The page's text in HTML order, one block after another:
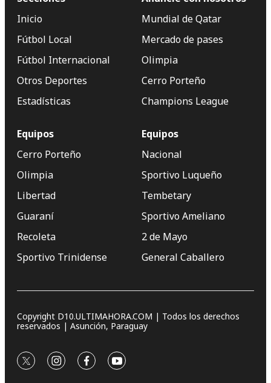
Inicio
Fútbol Local
Fútbol Internacional
Otros Deportes
Estadísticas
Mundial de Qatar
Mercado de pases
Olimpia
Cerro Porteño
Champions League
Equipos
Cerro Porteño
Olimpia
Libertad
Guaraní
Recoleta
Sportivo Trinidense
Equipos
Nacional
Sportivo Luqueño
Tembetary
Sportivo Ameliano
2 de Mayo
General Caballero
Copyright D10.ULTIMAHORA.COM | Todos los derechos
reservados | Asunción, Paraguay
twitterinstagram
facebookyoutube